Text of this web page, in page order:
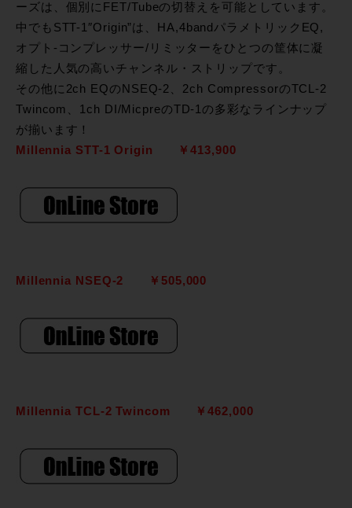
ーズは、個別にFET/Tubeの切替えを可能としています。
中でもSTT-1″Origin”は、HA,4bandパラメトリックEQ,
オプト-コンプレッサー/リミッターをひとつの筐体に凝
縮した人気の高いチャンネル・ストリップです。
その他に2ch EQのNSEQ-2、2ch CompressorのTCL-2
Twincom、1ch DI/MicpreのTD-1の多彩なラインナップ
が揃います！
Millennia STT-1 Origin ￥413,900
Millennia NSEQ-2 ￥505,000
Millennia TCL-2 Twincom ￥462,000